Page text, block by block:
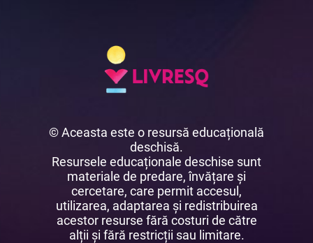
© Aceasta este o resursă educațională
deschisă.
Resursele educaționale deschise sunt
materiale de predare, învățare și
cercetare, care permit accesul,
utilizarea, adaptarea și redistribuirea
acestor resurse fără costuri de către
alții și fără restricții sau limitare.